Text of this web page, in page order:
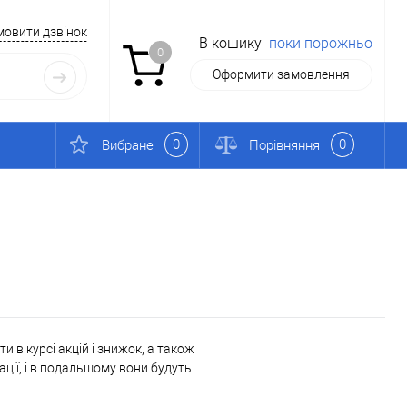
дзвінок
0
В кошику поки порожньо
Оформити замовлення
Вибране 0 Порівняння 0
в курсі акцій і знижок, а також
і в подальшому вони будуть